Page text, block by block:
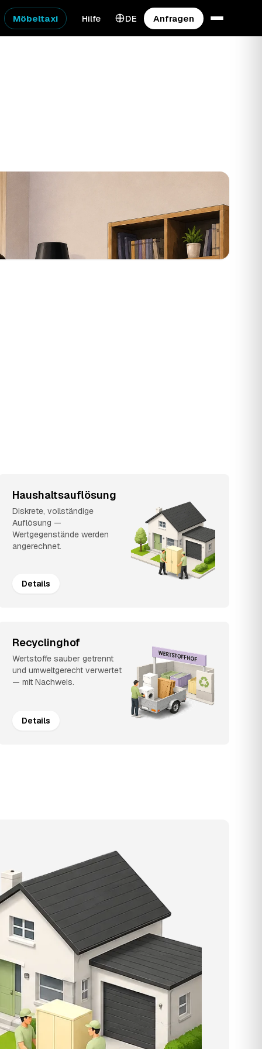
Möbeltaxi Hilfe DE Anfragen
Haushaltsauflösung
Diskrete, vollständige
Auflösung —
Wertgegenstände werden
angerechnet.
Details
Recyclinghof
Wertstoffe sauber getrennt
und umweltgerecht verwertet
— mit Nachweis.
Details